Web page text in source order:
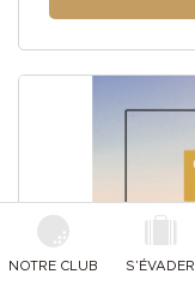
NOTRE CLUB S’ÉVADER